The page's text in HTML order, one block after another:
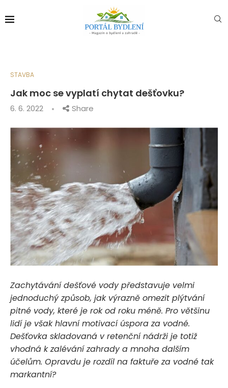
STAVBA
Jak moc se vyplatí chytat dešťovku?
6. 6. 2022 Share
Zachytávání dešťové vody představuje velmi
jednoduchý způsob, jak výrazně omezit plýtvání
pitné vody, které je rok od roku méně. Pro většinu
lidí je však hlavní motivací úspora za vodné.
Dešťovka skladovaná v retenční nádrži je totiž
vhodná k zalévání zahrady a mnoha dalším
účelům. Opravdu je rozdíl na faktuře za vodné tak
markantní?